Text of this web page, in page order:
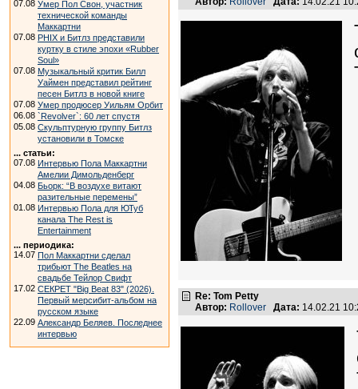
07.08 Умер Пол Свон, участник
технической команды
Маккартни
07.08 PHIX и Битлз представили
куртку в стиле эпохи «Rubber
Soul»
07.08 Музыкальный критик Билл
Уаймен представил рейтинг
песен Битлз в новой книге
07.08 Умер продюсер Уильям Орбит
06.08 `Revolver`: 60 лет спустя
05.08 Скульптурную группу Битлз
установили в Томске
... статьи:
07.08 Интервью Пола Маккартни
Амелии Димольденберг
04.08 Бьорк: “В воздухе витают
разительные перемены”
01.08 Интервью Пола для ЮТуб
канала The Rest is
Entertainment
... периодика:
14.07 Пол Маккартни сделал
трибьют The Beatles на
свадьбе Тейлор Свифт
17.02 СЕКРЕТ "Big Beat 83" (2026).
Первый мерсибит-альбом на
русском языке
22.09 Александр Беляев. Последнее
интервью
Re: Tom Petty
Автор: Rollover Дата: 14.02.21